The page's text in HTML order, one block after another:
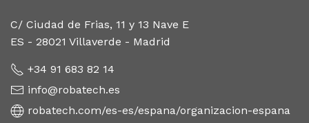
C/ Ciudad de Frias, 11 y 13 Nave E
ES - 28021 Villaverde - Madrid
+34 91 683 82 14
info@robatech.es
robatech.com/es-es/espana/organizacion-espana